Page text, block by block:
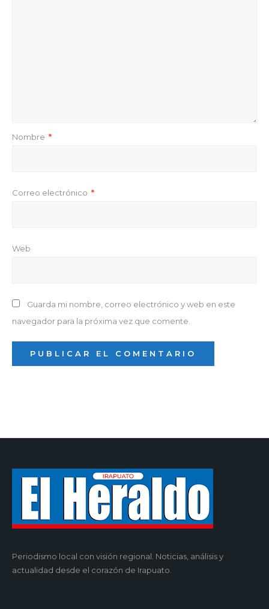
Nombre *
Correo electrónico *
Web
Guarda mi nombre, correo electrónico y web en este
navegador para la próxima vez que comente.
Periodismo local con visión regional. Noticias, análisis y
actualidad desde el corazón de Irapuato.